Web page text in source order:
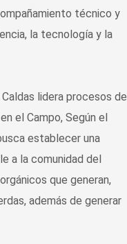
técnico y
la tecnología y la
lidera procesos de
el Campo, Según el
establecer una
a la comunidad del
que generan,
además de generar